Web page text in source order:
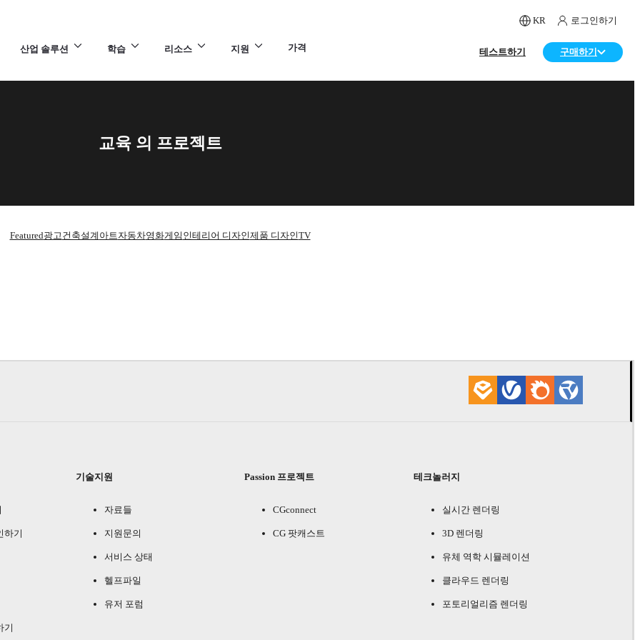
KR 로그인하기
산업 솔루션 학습 리소스 지원 가격 테스트하기 구매하기
교육 의 프로젝트
Featured광고 건축설계 아트자동차영화게임 인테리어 디자인제품 디자인TV
하기
기
기술지원
자료들
지원문의
서비스 상태
헬프파일
유저 포럼
Passion 프로젝트
CGconnect
CG 팟캐스트
테크놀러지
실시간 렌더링
3D 렌더링
유체 역학 시뮬레이션
클라우드 렌더링
포토리얼리즘 렌더링